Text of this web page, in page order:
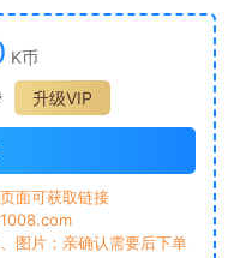
K币
升级VIP
面可获取链接
图片；亲确认需要后下单